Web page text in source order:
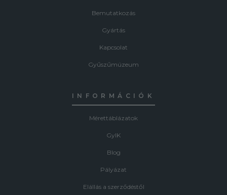
Bemutatkozás
Gyártás
Kapcsolat
Gyűszűmúzeum
INFORMÁCIÓK
Mérettáblázatok
GyIK
Blog
Pályázat
Elállás a szerződéstől